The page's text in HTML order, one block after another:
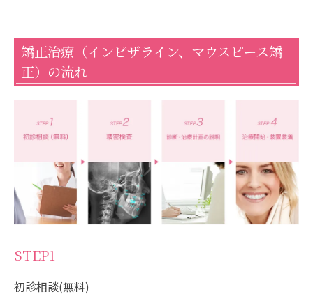
矯正治療（インビザライン、マウスピース矯
正）の流れ
STEP1
初診相談(無料)